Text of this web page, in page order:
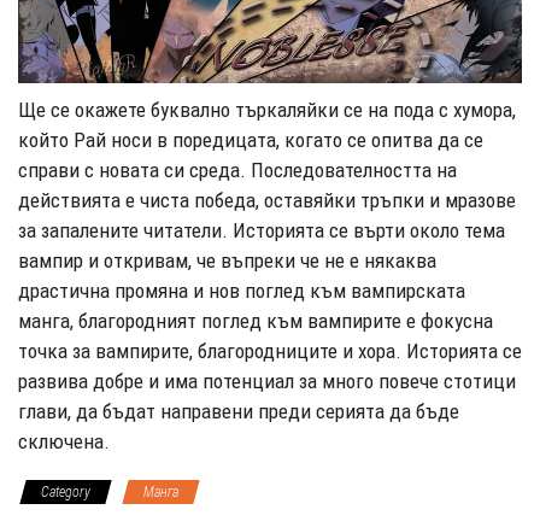
Ще се окажете буквално търкаляйки се на пода с хумора,
който Рай носи в поредицата, когато се опитва да се
справи с новата си среда. Последователността на
действията е чиста победа, оставяйки тръпки и мразове
за запалените читатели. Историята се върти около тема
вампир и откривам, че въпреки че не е някаква
драстична промяна и нов поглед към вампирската
манга, благородният поглед към вампирите е фокусна
точка за вампирите, благородниците и хора. Историята се
развива добре и има потенциал за много повече стотици
глави, да бъдат направени преди серията да бъде
сключена.
Category Манга